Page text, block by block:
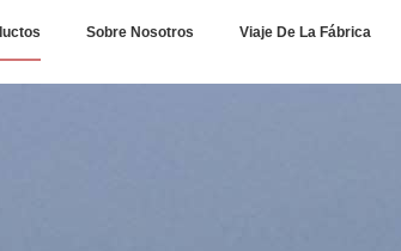
Sobre Nosotros Viaje De La Fábrica